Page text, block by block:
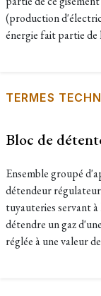
(production
énergie fait partie de
TERMES
Bloc de
Ensemble groupé
détendeur
tuyauteries servant
détendre un gaz
réglée à une valeur